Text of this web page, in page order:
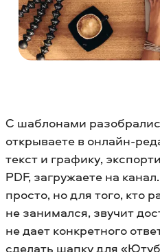
С шаблонами
открываете в онлайн-
текст и графику,
PDF, загружаете на
просто, но для того,
не занимался, звучит
не дает конкретного
сделать шапку для